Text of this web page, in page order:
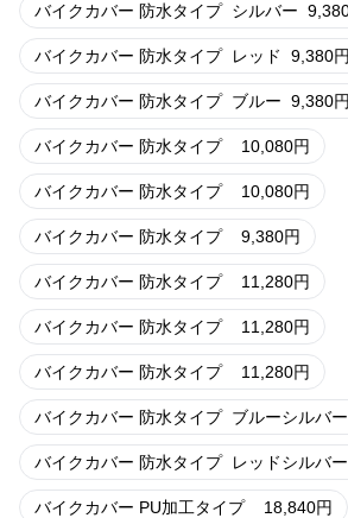
バイクカバー 防水タイプ シルバー
バイクカバー 防水タイプ レッド 9,380円
バイクカバー 防水タイプ ブルー 9,380円
バイクカバー 防水タイプ 10,080円
バイクカバー 防水タイプ 10,080円
バイクカバー 防水タイプ 9,380円
バイクカバー 防水タイプ 11,280円
バイクカバー 防水タイプ 11,280円
バイクカバー 防水タイプ 11,280円
バイクカバー 防水タイプ ブルーシルバー
バイクカバー 防水タイプ レッドシルバー
バイクカバー PU加工タイプ 18,840円